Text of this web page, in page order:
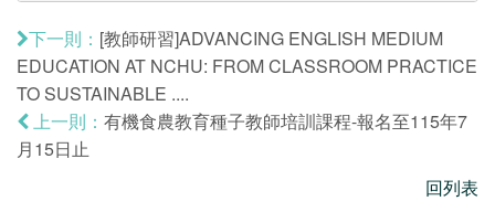
下一則： [教師研習]ADVANCING ENGLISH MEDIUM
EDUCATION AT NCHU: FROM CLASSROOM PRACTICE
TO SUSTAINABLE ....
上一則： 有機食農教育種子教師培訓課程-報名至115年7
月15日止
回列表